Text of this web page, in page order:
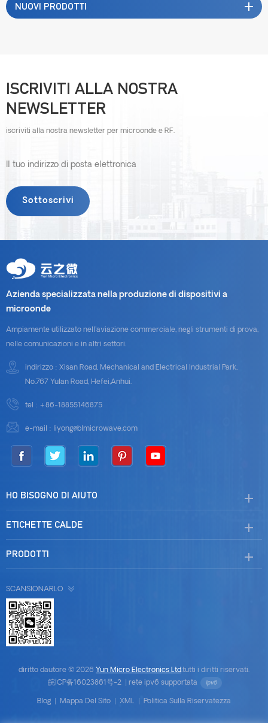
NUOVI PRODOTTI
ISCRIVITI ALLA NOSTRA
NEWSLETTER
iscriviti alla nostra newsletter per microonde e RF.
Azienda specializzata nella produzione di dispositivi a
microonde
Ampiamente utilizzato nell'aviazione commerciale, negli strumenti di prova,
nelle comunicazioni e in altri settori.
indirizzo : Xisan Road, Mechanical and Electrical Industrial Park,
No.767 Yulan Road, Hefei,Anhui.
tel : +86-18855146875
e-mail : liyong@blmicrowave.com
HO BISOGNO DI AIUTO
ETICHETTE CALDE
PRODOTTI
SCANSIONARLO
diritto dautore © 2026 Yun Micro Electronics Ltd.tutti i diritti riservati.
皖ICP备16023861号-2
rete ipv6 supportata
Blog Mappa Del Sito XML Politica Sulla Riservatezza